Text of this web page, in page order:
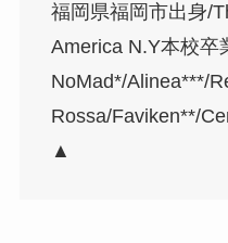
福岡県福岡市出身/
America N.Y本校卒
NoMad*/Alinea***/
Rossa/Faviken**/
▲